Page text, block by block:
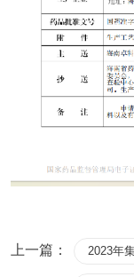
上一篇： 2023年